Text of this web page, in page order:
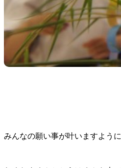
みんなの願い事が叶いますように